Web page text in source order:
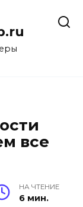
все
НА ЧТЕНИЕ
6 мин.